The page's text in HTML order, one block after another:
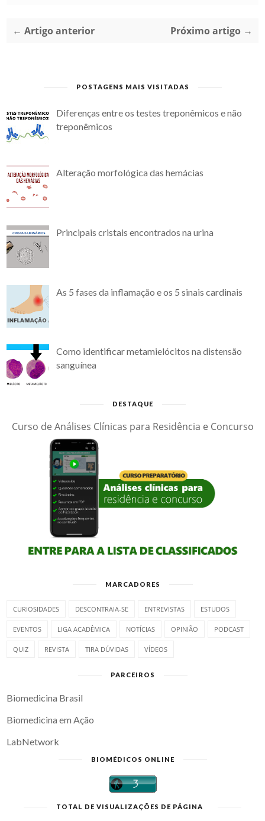
← Artigo anterior Próximo artigo →
POSTAGENS MAIS VISITADAS
Diferenças entre os testes treponêmicos e não
treponêmicos
Alteração morfológica das hemácias
Principais cristais encontrados na urina
As 5 fases da inflamação e os 5 sinais cardinais
Como identificar metamielócitos na distensão
sanguínea
DESTAQUE
Curso de Análises Clínicas para Residência e Concurso
MARCADORES
CURIOSIDADES DESCONTRAIA-SE ENTREVISTAS ESTUDOS
EVENTOS LIGA ACADÊMICA NOTÍCIAS OPINIÃO PODCAST
QUIZ REVISTA TIRA DÚVIDAS VÍDEOS
PARCEIROS
Biomedicina Brasil
Biomedicina em Ação
LabNetwork
BIOMÉDICOS ONLINE
TOTAL DE VISUALIZAÇÕES DE PÁGINA